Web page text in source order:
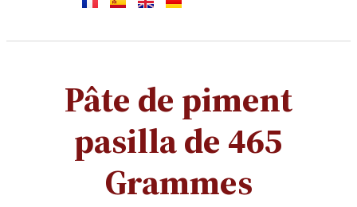
Pâte de piment
pasilla de 465
Grammes